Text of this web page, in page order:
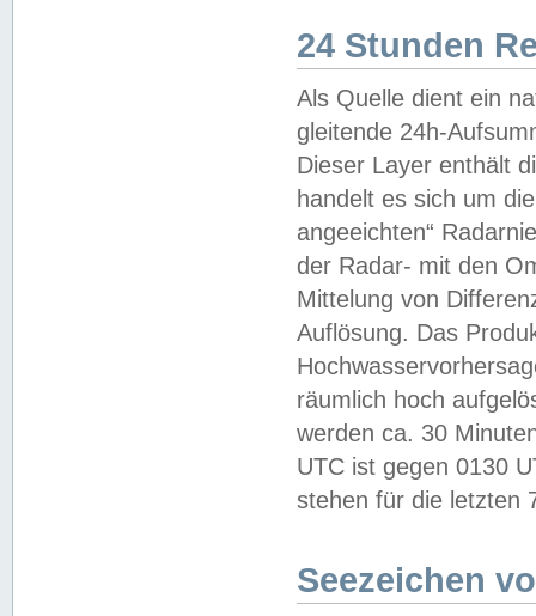
24 Stunden
Als Quelle dient ein
gleitende 24h-
Dieser Layer enthält
handelt es sich um
angeeichten“
der Radar- mit den
Mittelung von
Auflösung. Das
räumlich hoch
werden ca. 30
UTC ist gegen 0130
stehen für die letzten
Seezeichen